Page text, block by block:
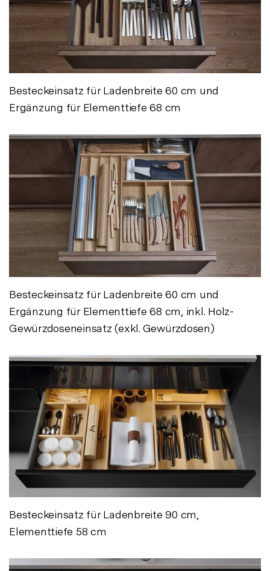
Besteckeinsatz für Ladenbreite 60 cm und
Ergänzung für Elementtiefe 68 cm
Besteckeinsatz für Ladenbreite 60 cm und
Ergänzung für Elementtiefe 68 cm, inkl. Holz-
Gewürzdoseneinsatz (exkl. Gewürzdosen)
Besteckeinsatz für Ladenbreite 90 cm,
Elementtiefe 58 cm